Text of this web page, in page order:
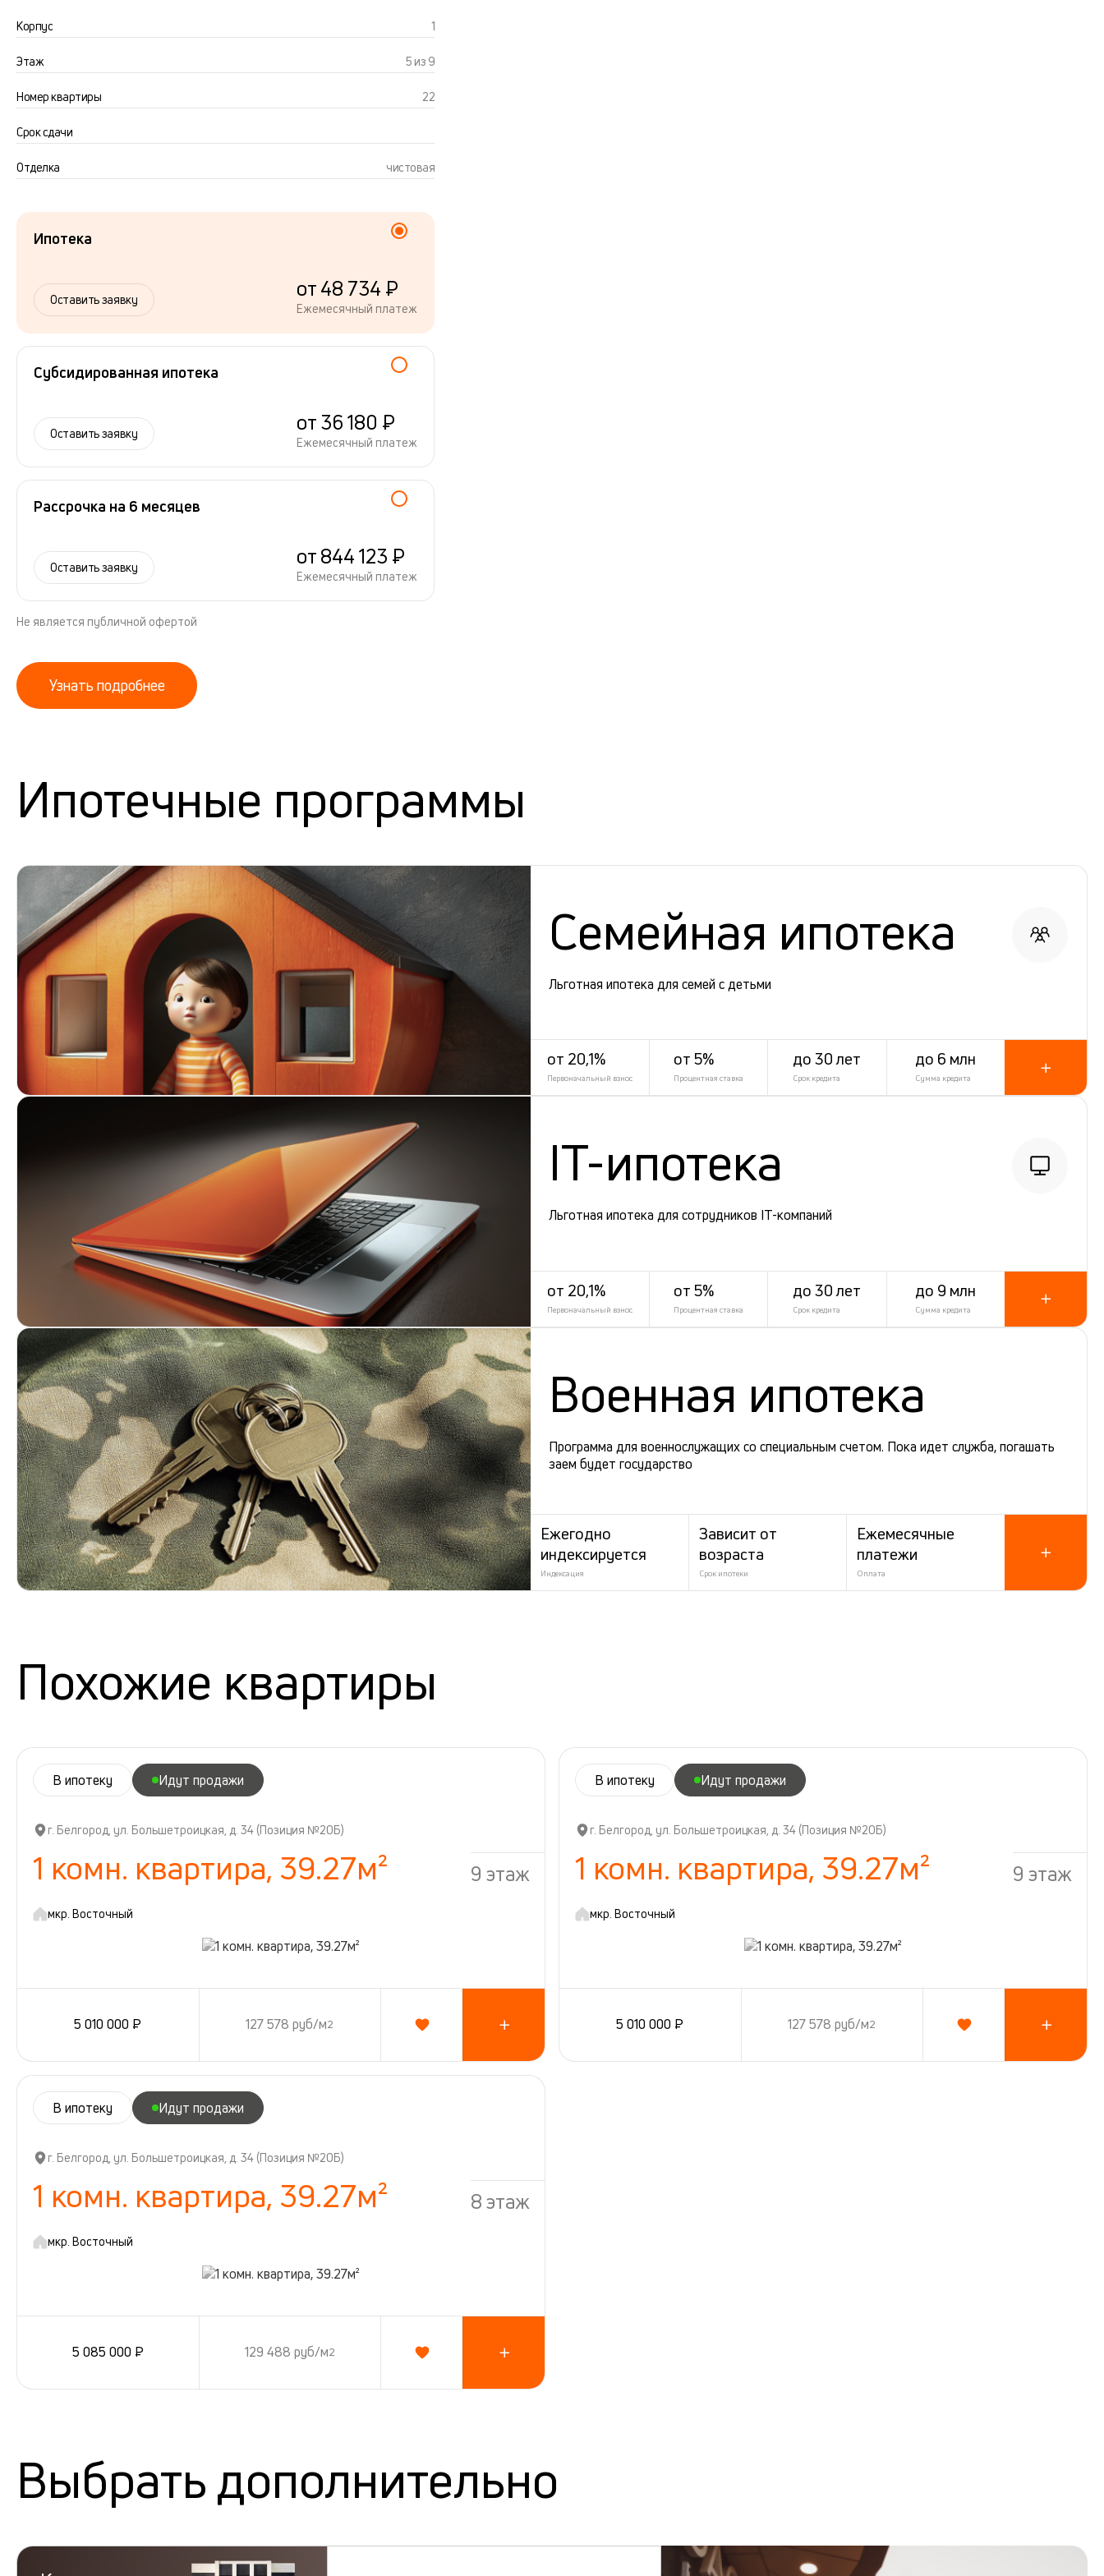
Корпус 1
Этаж 5 из 9
Номер квартиры 22
Срок сдачи
Отделка чистовая
Ипотека
Оставить заявку от 48 734 ₽
Ежемесячный платеж
Субсидированная ипотека
Оставить заявку от 36 180 ₽
Ежемесячный платеж
Рассрочка на 6 месяцев
Оставить заявку от 844 123 ₽
Ежемесячный платеж
Не является публичной офертой
Узнать подробнее
Ипотечные программы
Семейная ипотека
Льготная ипотека для семей с детьми
от 20,1%
Первоначальный взнос
от 5%
Процентная ставка
до 30 лет
Срок кредита
до 6 млн
Сумма кредита
IT-ипотека
Льготная ипотека для сотрудников IT-компаний
от 20,1%
Первоначальный взнос
от 5%
Процентная ставка
до 30 лет
Срок кредита
до 9 млн
Сумма кредита
Военная ипотека
Программа для военнослужащих со специальным счетом. Пока идет служба, погашать
заем будет государство
Ежегодно
индексируется
Индексация
Зависит от
возраста
Срок ипотеки
Ежемесячные
платежи
Оплата
Похожие квартиры
В ипотеку Идут продажи
г. Белгород, ул. Большетроицкая, д. 34 (Позиция №20Б)
1 комн. квартира, 39.27м² 9 этаж
мкр. Восточный
5 010 000 ₽ 127 578 руб/м2
В ипотеку Идут продажи
г. Белгород, ул. Большетроицкая, д. 34 (Позиция №20Б)
1 комн. квартира, 39.27м² 9 этаж
мкр. Восточный
5 010 000 ₽ 127 578 руб/м2
В ипотеку Идут продажи
г. Белгород, ул. Большетроицкая, д. 34 (Позиция №20Б)
1 комн. квартира, 39.27м² 8 этаж
мкр. Восточный
5 085 000 ₽ 129 488 руб/м2
Выбрать дополнительно